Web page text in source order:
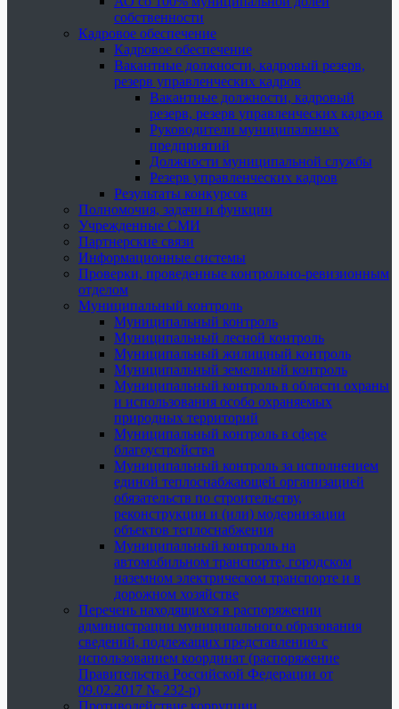
собственности
Кадровое обеспечение
Кадровое обеспечение
Вакантные должности, кадровый резерв,
резерв управленческих кадров
Вакантные должности, кадровый
резерв, резерв управленческих кадров
Руководители муниципальных
предприятий
Должности муниципальной службы
Резерв управленческих кадров
Результаты конкурсов
Полномочия, задачи и функции
Учрежденные СМИ
Партнерские связи
Информационные системы
Проверки, проведенные контрольно-ревизионным
отделом
Муниципальный контроль
Муниципальный контроль
Муниципальный лесной контроль
Муниципальный жилищный контроль
Муниципальный земельный контроль
Муниципальный контроль в области охраны
и использования особо охраняемых
природных территорий
Муниципальный контроль в сфере
благоустройства
Муниципальный контроль за исполнением
единой теплоснабжающей организацией
обязательств по строительству,
реконструкции и (или) модернизации
объектов теплоснабжения
Муниципальный контроль на
автомобильном транспорте, городском
наземном электрическом транспорте и в
дорожном хозяйстве
Перечень находящихся в распоряжении
администрации муниципального образования
сведений, подлежащих представлению с
использованием координат (распоряжение
Правительства Российской Федерации от
09.02.2017 № 232-р)
Противодействие коррупции